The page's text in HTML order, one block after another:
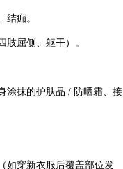
结痂。
屈侧、躯干）。
涂抹的护肤品 / 防晒霜、接
如穿新衣服后覆盖部位发